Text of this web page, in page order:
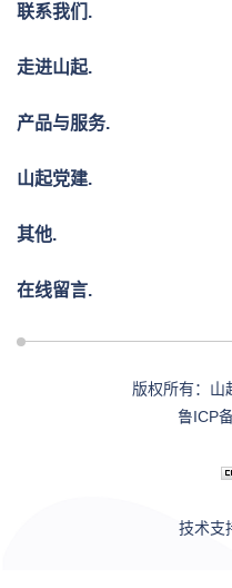
联系我们.
走进山起.
产品与服务.
山起党建.
其他.
在线留言.
版权所有：山
鲁ICP
技术支